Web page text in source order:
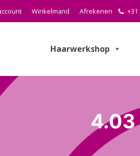
Winkelmand Afrekenen +31
Haarwerkshop
4.03